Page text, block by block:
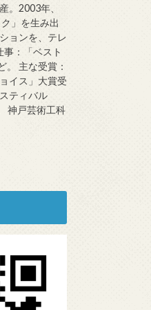
。2003年、
」を生み出
ョンを、テレ
：「ベスト
。 主な受賞：
イス」大賞受
ティバル
神戸芸術工科